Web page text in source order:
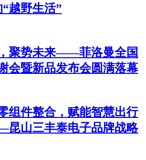
越野生活”
聚势未来——菲洛曼全国
会暨新品发布会圆满落幕
组件整合，赋能智慧出行
山三丰泰电子品牌战略